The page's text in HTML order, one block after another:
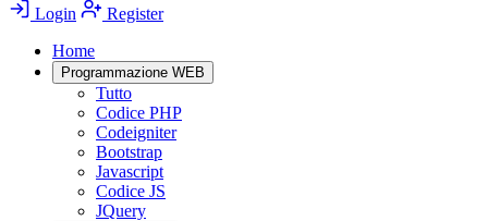
Login
Register
Home
Programmazione WEB
Tutto
Codice PHP
Codeigniter
Bootstrap
Javascript
Codice JS
JQuery